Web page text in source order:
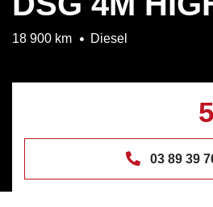
18 900 km Diesel
03 89 39